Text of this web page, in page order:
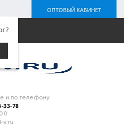
ОПТОВЫЙ КАБИНЕТ
и по телефону
33-78
v.ru